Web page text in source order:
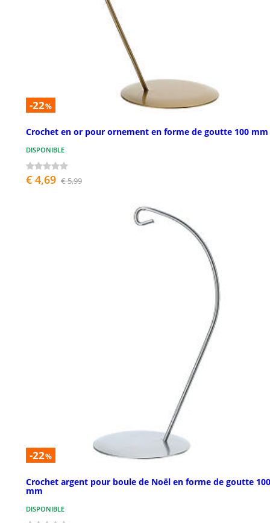
-22%
Crochet en or pour ornement en forme de goutte 100 mm
DISPONIBLE
€ 4,69 € 5,99
-22%
Crochet argent pour boule de Noël en forme de goutte 100
mm
DISPONIBLE